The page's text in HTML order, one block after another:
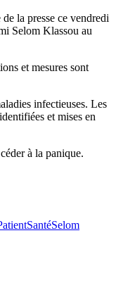
la presse ce vendredi
Selom Klassou au
et mesures sont
infectieuses. Les
et mises en
à la panique.
SantéSelom